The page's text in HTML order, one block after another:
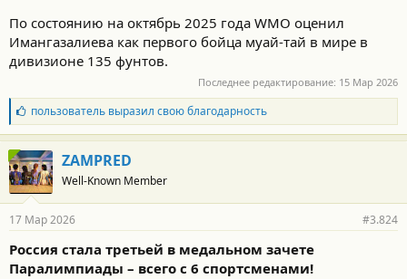
По состоянию на октябрь 2025 года WMO оценил
Имангазалиева как первого бойца муай-тай в мире в
дивизионе 135 фунтов.
Последнее редактирование: 15 Мар 2026
Б
л
а
г
о
д
а
н
с
т
пользовательвыразил свою благодарность
ZAMPRED
Well-Known Member
17 Мар 2026 #3.824
Россия стала третьей в медальном зачете
Паралимпиады – всего с 6 спортсменами!